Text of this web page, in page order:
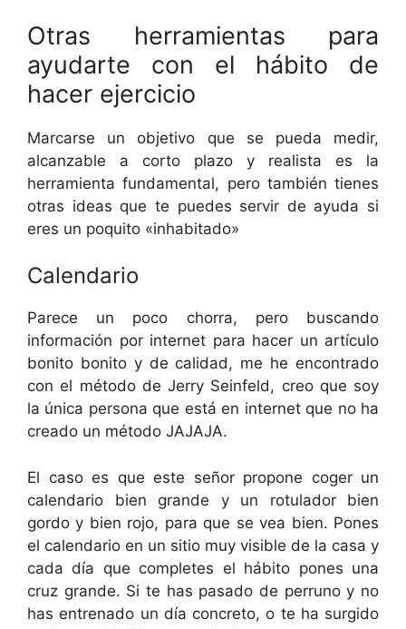
Otras herramientas para
ayudarte con el hábito de
hacer ejercicio
Marcarse un objetivo que se pueda medir,
alcanzable a corto plazo y realista es la
herramienta fundamental, pero también tienes
otras ideas que te puedes servir de ayuda si
eres un poquito «inhabitado»
Calendario
Parece un poco chorra, pero buscando
información por internet para hacer un artículo
bonito bonito y de calidad, me he encontrado
con el método de Jerry Seinfeld, creo que soy
la única persona que está en internet que no ha
creado un método JAJAJA.
El caso es que este señor propone coger un
calendario bien grande y un rotulador bien
gordo y bien rojo, para que se vea bien. Pones
el calendario en un sitio muy visible de la casa y
cada día que completes el hábito pones una
cruz grande. Si te has pasado de perruno y no
has entrenado un día concreto, o te ha surgido